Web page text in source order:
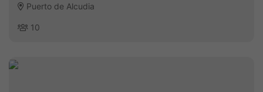
Puerto de Alcudia
10